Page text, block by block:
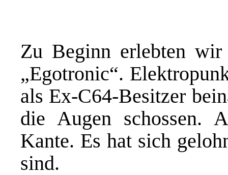
Zu Beginn erlebten
„Egotronic“.
als Ex-C64-Besitzer
die Augen schossen.
Kante. Es hat sich
sind.